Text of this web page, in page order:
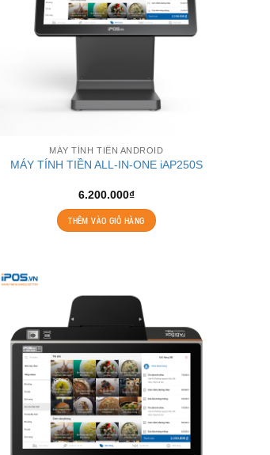
MÁY TÍNH TIỀN ANDROID
MÁY TÍNH TIỀN ALL-IN-ONE iAP250S
6.200.000₫
THÊM VÀO GIỎ HÀNG